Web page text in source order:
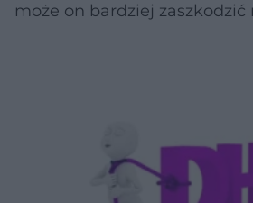
może on bardziej zaszkodzić